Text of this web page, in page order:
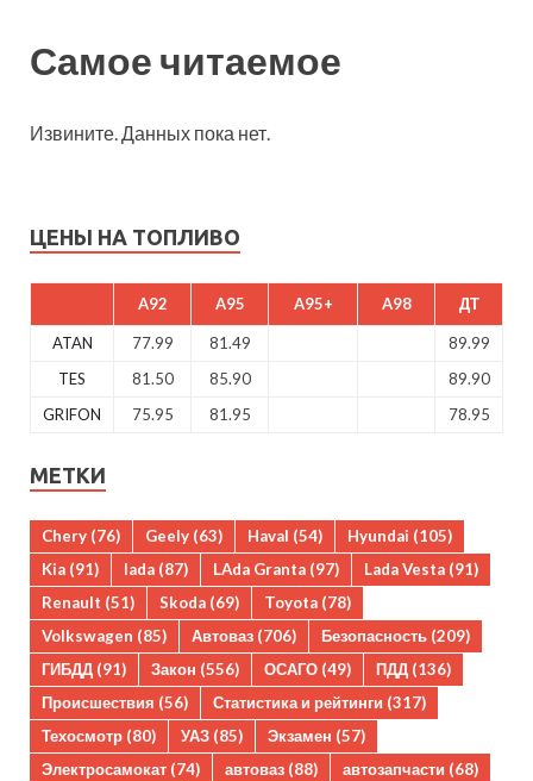
Самое читаемое
Извините. Данных пока нет.
ЦЕНЫ НА ТОПЛИВО
A92 A95 A95+ A98 ДТ
ATAN 77.99 81.49
89.99
TES
81.50 85.90
89.90
GRIFON
75.95 81.95 78.95
МЕТКИ
Chery (76) Geely (63) Haval (54) Hyundai (105)
Kia (91) lada (87) LAda Granta (97) Lada Vesta (91)
Renault (51) Skoda (69) Toyota (78)
Volkswagen (85) Автоваз (706) Безопасность (209)
ГИБДД (91) Закон (556) ОСАГО (49) ПДД (136)
Происшествия (56) Статистика и рейтинги (317)
Техосмотр (80) УАЗ (85) Экзамен (57)
Электросамокат (74) автоваз (88) автозапчасти (68)